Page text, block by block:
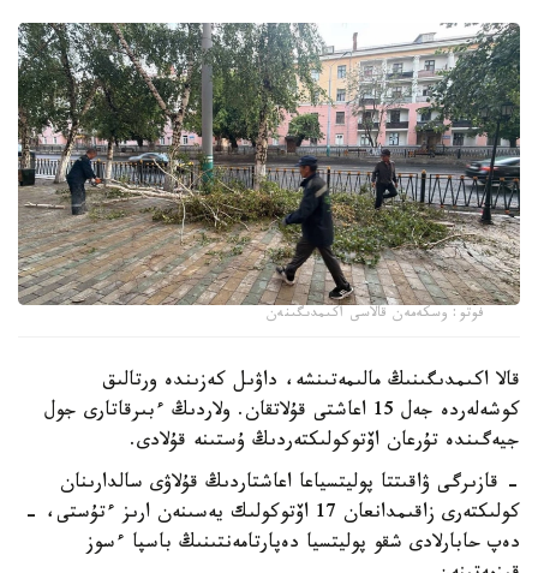
فوتو: وسكەمەن قالاسى اكىمدىگىنەن
قالا اكىمدىگىنىڭ مالىمەتىنشە، داۋىل كەزىندە ورتالىق
كوشەلەردە جەل 15 اعاشتى قۇلاتقان. ولاردىڭ ءبىرقاتارى جول
جيەگىندە تۇرعان اۆتوكولىكتەردىڭ ۇستىنە قۇلادى.
- قازىرگى ۋاقىتتا پوليتسياعا اعاشتاردىڭ قۇلاۋى سالدارىنان
كولىكتەرى زاقىمدانعان 17 اۆتوكولىك يەسىنەن ارىز ءتۇستى، -
دەپ حابارلادى شقو پوليتسيا دەپارتامەنتىنىڭ باسپا ءسوز